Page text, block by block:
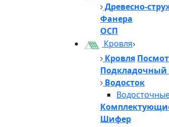
Древесно-
Фанера
ОСП
Кровля
Кровля
Подкладочный
Водосток
Шифер